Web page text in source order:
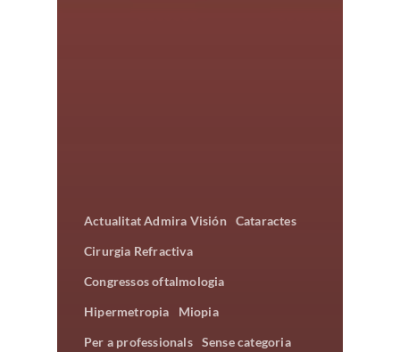
Actualitat Admira Visión Cataractes
Cirurgia Refractiva
Congressos oftalmologia
Hipermetropia
Miopia
Per a professionals Sense categoria